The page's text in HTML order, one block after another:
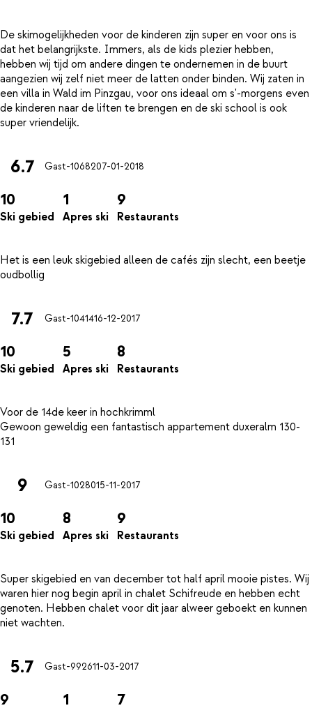
De skimogelijkheden voor de kinderen zijn super en voor ons is
dat het belangrijkste. Immers, als de kids plezier hebben,
hebben wij tijd om andere dingen te ondernemen in de buurt
aangezien wij zelf niet meer de latten onder binden. Wij zaten in
een villa in Wald im Pinzgau, voor ons ideaal om s'-morgens even
de kinderen naar de liften te brengen en de ski school is ook
6.7 Gast-1068207-01-2018
10
Ski gebied
1
Apres ski
9
Restaurants
Het is een leuk skigebied alleen de cafés zijn slecht, een beetje
7.7 Gast-1041416-12-2017
10
Ski gebied
5
Apres ski
8
Restaurants
Voor de 14de keer in hochkrimml
Gewoon geweldig een fantastisch appartement duxeralm 130-
9 Gast-1028015-11-2017
10
Ski gebied
8
Apres ski
9
Restaurants
Super skigebied en van december tot half april mooie pistes. Wij
waren hier nog begin april in chalet Schifreude en hebben echt
genoten. Hebben chalet voor dit jaar alweer geboekt en kunnen
5.7 Gast-992611-03-2017
9 1 7